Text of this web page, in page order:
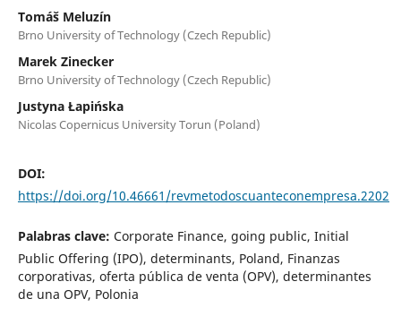
Tomáš Meluzín
Brno University of Technology (Czech Republic)
Marek Zinecker
Brno University of Technology (Czech Republic)
Justyna Łapińska
Nicolas Copernicus University Torun (Poland)
DOI:
https://doi.org/10.46661/revmetodoscuanteconempresa.2202
Palabras clave: Corporate Finance, going public, Initial
Public Offering (IPO), determinants, Poland, Finanzas
corporativas, oferta pública de venta (OPV), determinantes
de una OPV, Polonia